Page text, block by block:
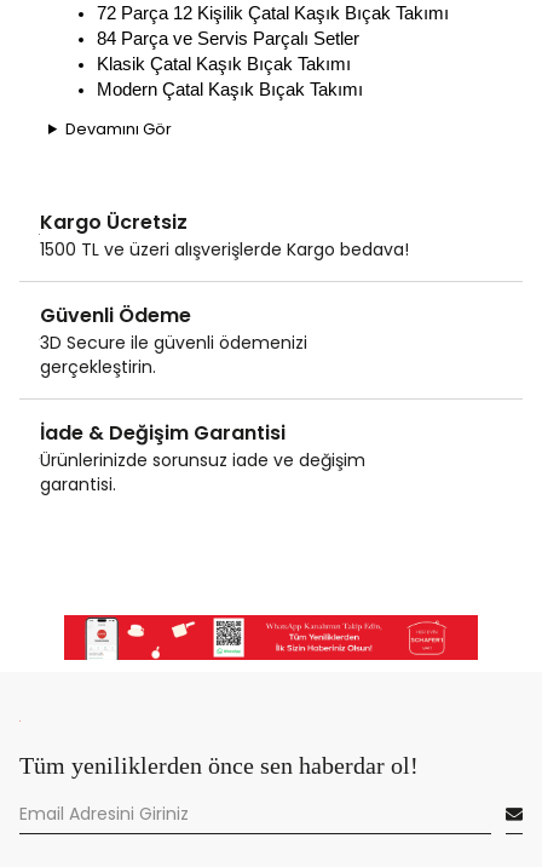
72 Parça 12 Kişilik Çatal Kaşık Bıçak Takımı
84 Parça ve Servis Parçalı Setler
Klasik Çatal Kaşık Bıçak Takımı
Modern Çatal Kaşık Bıçak Takımı
Devamını Gör
Kargo Ücretsiz
1500 TL ve üzeri alışverişlerde Kargo bedava!
Güvenli Ödeme
3D Secure ile güvenli ödemenizi
gerçekleştirin.
İade & Değişim Garantisi
Ürünlerinizde sorunsuz iade ve değişim
garantisi.
Tüm yeniliklerden önce sen haberdar ol!